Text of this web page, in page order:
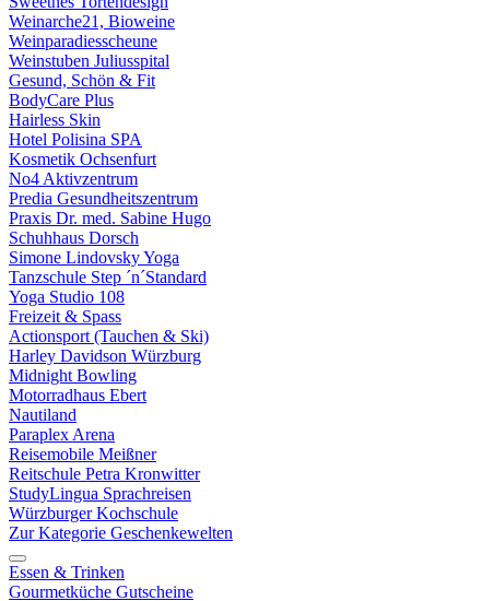
Weinarche21, Bioweine
Weinparadiesscheune
Weinstuben Juliusspital
Gesund, Schön & Fit
BodyCare Plus
Hairless Skin
Hotel Polisina SPA
Kosmetik Ochsenfurt
No4 Aktivzentrum
Predia Gesundheitszentrum
Praxis Dr. med. Sabine Hugo
Schuhhaus Dorsch
Simone Lindovsky Yoga
Tanzschule Step ´n´Standard
Yoga Studio 108
Freizeit & Spass
Actionsport (Tauchen & Ski)
Harley Davidson Würzburg
Midnight Bowling
Motorradhaus Ebert
Nautiland
Paraplex Arena
Reisemobile Meißner
Reitschule Petra Kronwitter
StudyLingua Sprachreisen
Würzburger Kochschule
Zur Kategorie Geschenkewelten
Essen & Trinken
Gourmetküche Gutscheine